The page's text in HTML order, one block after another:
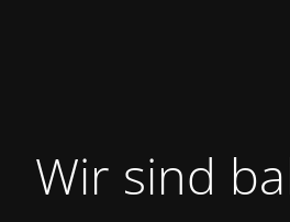
Wir sind